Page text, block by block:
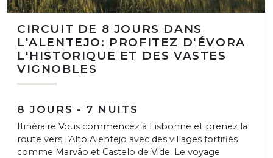
CIRCUIT DE 8 JOURS DANS
L'ALENTEJO: PROFITEZ D'ÉVORA
L'HISTORIQUE ET DES VASTES
VIGNOBLES
8 JOURS - 7 NUITS
Itinéraire Vous commencez à Lisbonne et prenez la
route vers l’Alto Alentejo avec des villages fortifiés
comme Marvão et Castelo de Vide. Le voyage